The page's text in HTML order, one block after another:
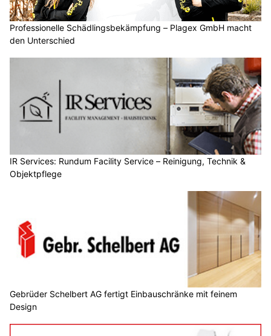
Professionelle Schädlingsbekämpfung – Plagex GmbH macht
den Unterschied
IR Services: Rundum Facility Service – Reinigung, Technik &
Objektpflege
Gebrüder Schelbert AG fertigt Einbauschränke mit feinem
Design